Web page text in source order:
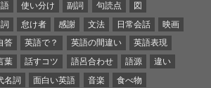
使い分け 副詞 句読点
図
怠け者 感謝 文法 日常会話
映画
答 英語で？ 英語の間違い
英語表現
葉 話すコツ 語呂合わせ 語源
違い
名詞 面白い英語 音楽 食べ物